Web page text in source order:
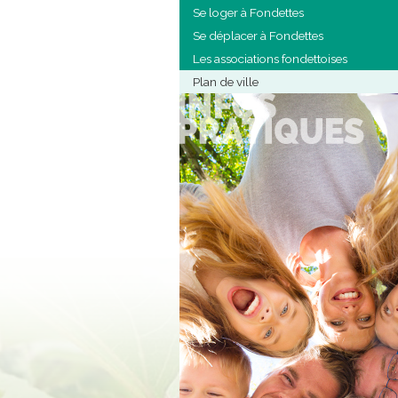
Se loger à Fondettes
Se déplacer à Fondettes
Les associations fondettoises
Plan de ville